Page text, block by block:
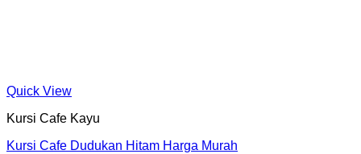
Quick View
Kursi Cafe Kayu
Kursi Cafe Dudukan Hitam Harga Murah